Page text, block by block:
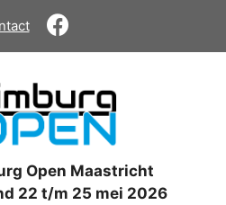
Open Maastricht
22 t/m 25 mei 2026